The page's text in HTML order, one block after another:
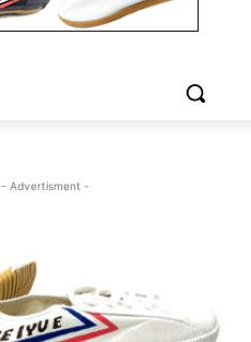
- Advertisment -